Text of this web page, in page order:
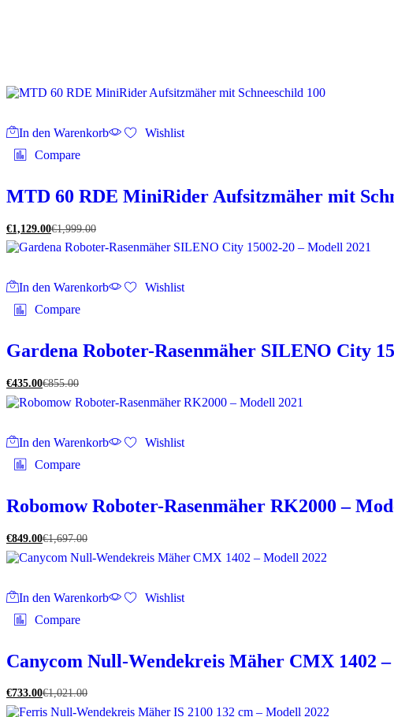
In den Warenkorb
Wishlist
Compare
MTD 60 RDE MiniRider Aufsitzmäher mit
€1,129.00€1,999.00
In den Warenkorb
Wishlist
Compare
Gardena Roboter-Rasenmäher SILENO City
€435.00€855.00
In den Warenkorb
Wishlist
Compare
Robomow Roboter-Rasenmäher RK2000 –
€849.00€1,697.00
In den Warenkorb
Wishlist
Compare
Canycom Null-Wendekreis Mäher CMX 1402
€733.00€1,021.00